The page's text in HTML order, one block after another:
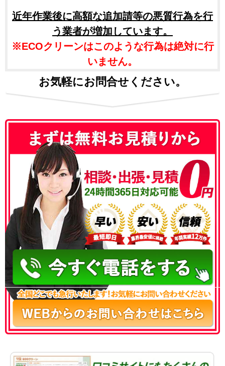
近年作業後に高額な追加請等の悪質行為を行
う業者が増加しています。
※ECOクリーンはこのような行為は絶対に行
いません。
お気軽にお問合せください。
050-3186-4780